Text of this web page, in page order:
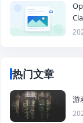
热门文章
游